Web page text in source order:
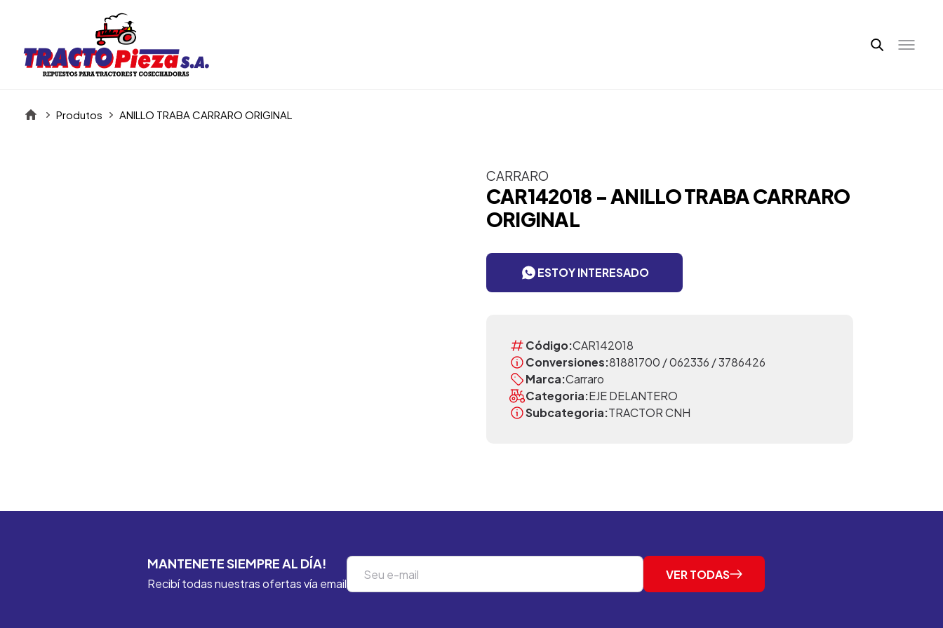
Produtos ANILLO TRABA CARRARO ORIGINAL
CARRARO
CAR142018 - ANILLO TRABA CARRARO
ORIGINAL
ESTOY INTERESADO
Código:CAR142018
Conversiones:81881700 / 062336 / 3786426
Marca:Carraro
Categoria:EJE DELANTERO
Subcategoria:TRACTOR CNH
MANTENETE SIEMPRE AL DÍA!
Recibí todas nuestras ofertas vía email
VER TODAS